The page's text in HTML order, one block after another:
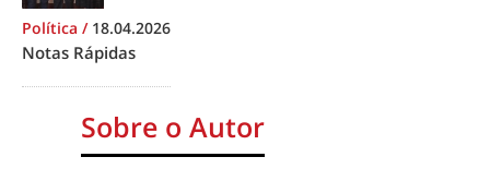
Política / 18.04.2026
Notas Rápidas
Sobre o Autor